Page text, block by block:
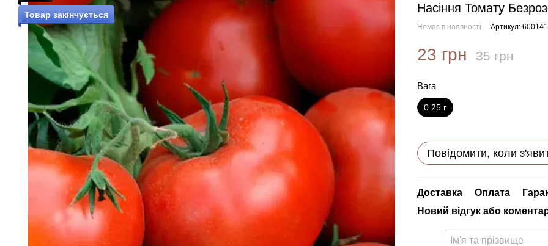
Товар закінчується Насіння Томату
Немає в наявності Артикул: 600141
23 грн 35 грн
Вага
0.25 г
Повідомити, коли
Доставка Оплата
Новий відгук або